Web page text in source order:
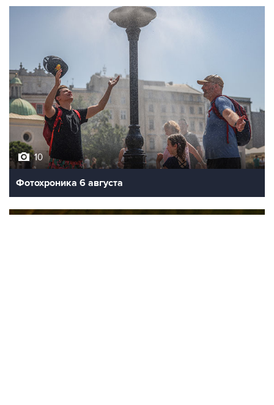
10
Фотохроника 6 августа